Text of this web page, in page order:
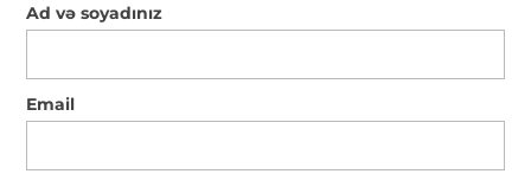
Ad və soyadınız
Email